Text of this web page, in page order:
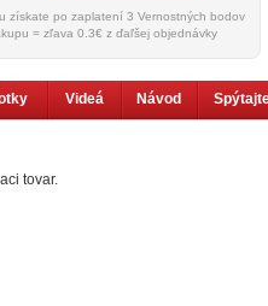
Nákupom tohoto produktu získate po zaplatení 3 Vernostných bodov
= zľava 0.3€ z ďaľšej objednávky
Videá Návod
tovar.